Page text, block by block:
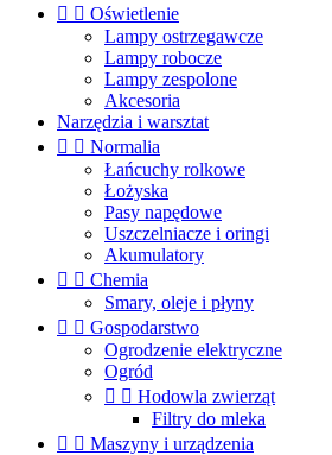
  Oświetlenie
Lampy ostrzegawcze
Lampy robocze
Lampy zespolone
Akcesoria
Narzędzia i warsztat
  Normalia
Łańcuchy rolkowe
Łożyska
Pasy napędowe
Uszczelniacze i oringi
Akumulatory
  Chemia
Smary, oleje i płyny
  Gospodarstwo
Ogrodzenie elektryczne
Ogród
  Hodowla zwierząt
Filtry do mleka
  Maszyny i urządzenia